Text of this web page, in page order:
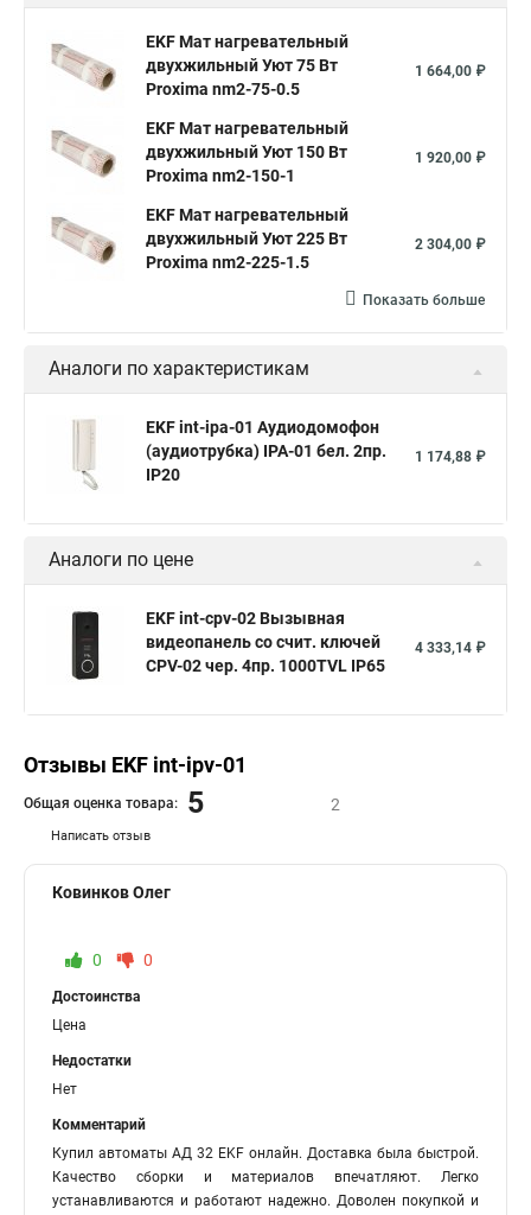
EKF Мат нагревательный
двухжильный Уют 75 Вт
Proxima nm2-75-0.5
1 664,00 ₽
EKF Мат нагревательный
двухжильный Уют 150 Вт
Proxima nm2-150-1
1 920,00 ₽
EKF Мат нагревательный
двухжильный Уют 225 Вт
Proxima nm2-225-1.5
2 304,00 ₽
Показать больше
Аналоги по характеристикам
EKF int-ipa-01 Аудиодомофон
(аудиотрубка) IPA-01 бел. 2пр.
IP20
1 174,88 ₽
Аналоги по цене
EKF int-cpv-02 Вызывная
видеопанель со счит. ключей
CPV-02 чер. 4пр. 1000TVL IP65
4 333,14 ₽
Отзывы EKF int-ipv-01
Написать отзыв
Общая оценка товара: 5 2
Ковинков Олег
0 0
Достоинства
Цена
Недостатки
Нет
Комментарий
Купил автоматы АД 32 EKF онлайн. Доставка была быстрой.
Качество сборки и материалов впечатляют. Легко
устанавливаются и работают надежно. Доволен покупкой и